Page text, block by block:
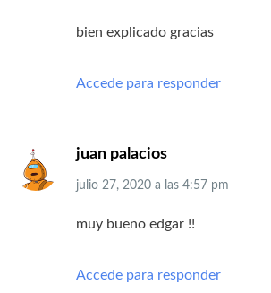
bien explicado gracias
Accede para responder
juan palacios
julio 27, 2020 a las 4:57 pm
muy bueno edgar !!
Accede para responder